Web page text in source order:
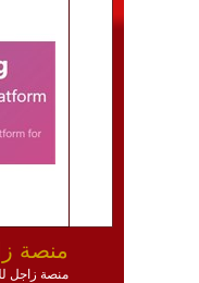
منصة
منصة زاجل